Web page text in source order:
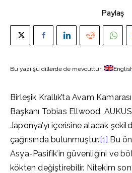
Paylaş
Bu yazı şu dillerde de mevcuttur:
Birleşik Krallık’ta Avam
Başkanı Tobias Ellwood,
Japonya’yı içerisine alacak
çağrısında bulunmuştur.[1] Bu
Asya-Pasifik’in güvenliğini ve
kökten değiştirebilir. Nitekim son